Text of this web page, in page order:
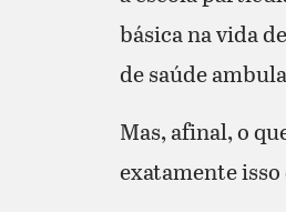
básica na vida
de saúde
Mas, afinal, o
exatamente